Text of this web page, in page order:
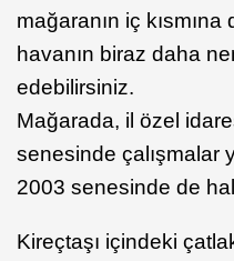
mağaranın iç
havanın biraz daha
edebilirsiniz.
Mağarada, il özel
senesinde çalışmalar
2003 senesinde de
Kireçtaşı içindeki